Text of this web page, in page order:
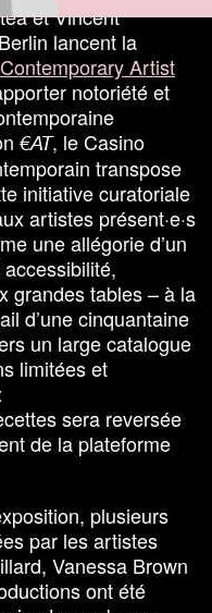
et Vincent
lancent la
Artist
notoriété et
€AT, le Casino
transpose
initiative curatoriale
artistes présent·e·s
une allégorie d’un
grandes tables – à la
d’une cinquantaine
un large catalogue
limitées et
sera reversée
de la plateforme
plusieurs
par les artistes
Vanessa Brown
ont été